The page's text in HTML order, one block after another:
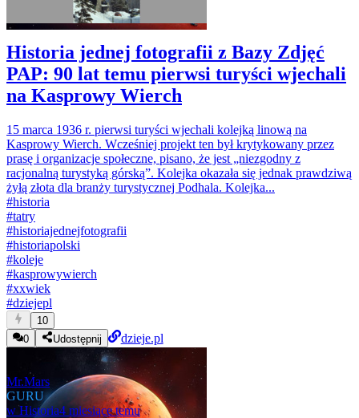
Historia jednej fotografii z Bazy Zdjęć
PAP: 90 lat temu pierwsi turyści wjechali
na Kasprowy Wierch
15 marca 1936 r. pierwsi turyści wjechali kolejką linową na
Kasprowy Wierch. Wcześniej projekt ten był krytykowany przez
prasę i organizacje społeczne, pisano, że jest „niezgodny z
racjonalną turystyką górską”. Kolejka okazała się jednak prawdziwą
żyłą złota dla branży turystycznej Podhala. Kolejka...
#historia
#tatry
#historiajednejfotografii
#historiapolski
#koleje
#kasprowywierch
#xxwiek
#dziejepl
10
0
Udostępnij dzieje.pl
Mr.Mars
GURU
w Historia4 miesiące temu